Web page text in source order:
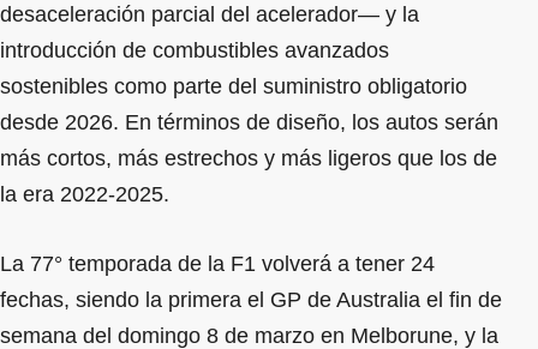
desaceleración parcial del acelerador— y la
introducción de combustibles avanzados
sostenibles como parte del suministro obligatorio
desde 2026. En términos de diseño, los autos serán
más cortos, más estrechos y más ligeros que los de
la era 2022-2025.
La 77° temporada de la F1 volverá a tener 24
fechas, siendo la primera el GP de Australia el fin de
semana del domingo 8 de marzo en Melborune, y la